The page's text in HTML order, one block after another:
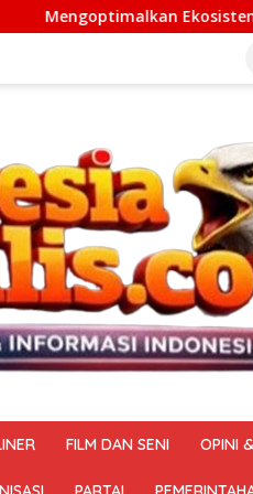
Aerotropolis: LMND
FILM DAN SENI OPINI